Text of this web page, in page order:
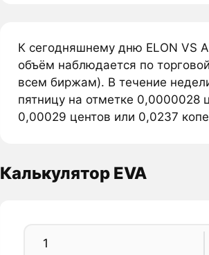
К сегодняшнему дню ELON VS
объём наблюдается по
всем биржам). В течение
пятницу на отметке 0,0000028
0,00029 центов или 0,0237
Калькулятор EVA